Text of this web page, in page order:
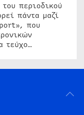
περιοδικού
πάντα μαζί
που
τεύχο…